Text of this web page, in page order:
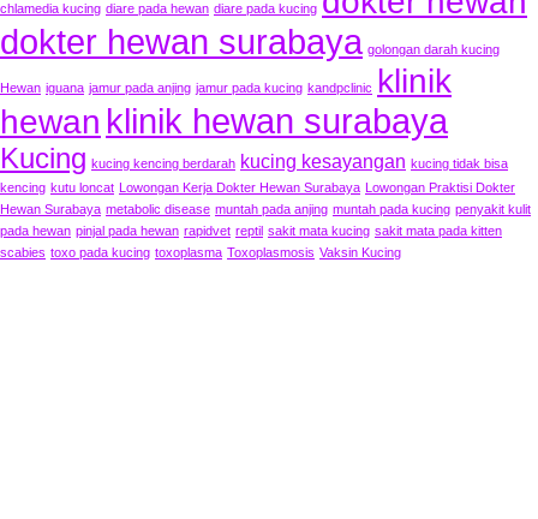
chlamedia kucing diare pada hewan diare pada kucing
dokter hewan surabaya golongan darah kucing
Hewan iguana jamur pada anjing jamur pada kucing kandpclinic klinik
hewan klinik hewan surabaya
Kucing kucing kencing berdarah kucing kesayangan kucing tidak bisa
kencing kutu loncat Lowongan Kerja Dokter Hewan Surabaya Lowongan Praktisi Dokter
Hewan Surabaya metabolic disease muntah pada anjing muntah pada kucing penyakit kulit
pada hewan pinjal pada hewan rapidvet reptil sakit mata kucing sakit mata pada kitten
scabies toxo pada kucing toxoplasma Toxoplasmosis Vaksin Kucing